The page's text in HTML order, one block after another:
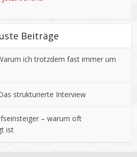
Beiträge
ich trotzdem fast immer um
strukturierte Interview
– warum oft
ist